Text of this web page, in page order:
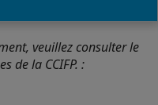
veuillez consulter le
de la CCIFP. :